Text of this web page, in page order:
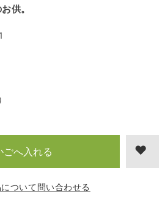
供。
ついて問い合わせる